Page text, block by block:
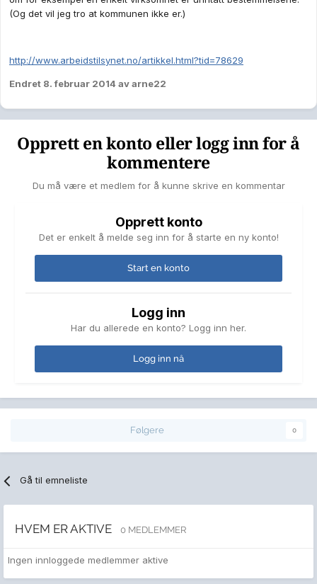
(Og det vil jeg tro at kommunen ikke er.)
http://www.arbeidstilsynet.no/artikkel.html?tid=78629
Endret 8. februar 2014 av arne22
Opprett en konto eller logg inn for å
kommentere
Du må være et medlem for å kunne skrive en kommentar
Opprett konto
Det er enkelt å melde seg inn for å starte en ny konto!
Start en konto
Logg inn
Har du allerede en konto? Logg inn her.
Logg inn nå
Følgere 0
Gå til emneliste
HVEM ER AKTIVE 0 MEDLEMMER
Ingen innloggede medlemmer aktive